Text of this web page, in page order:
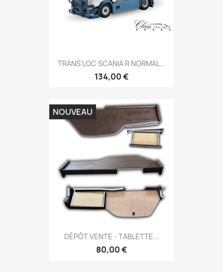
TRANS'LOC SCANIA R NORMAL...
134,00 €
DÉPÔT VENTE - TABLETTE...
80,00 €
NOUVEAU